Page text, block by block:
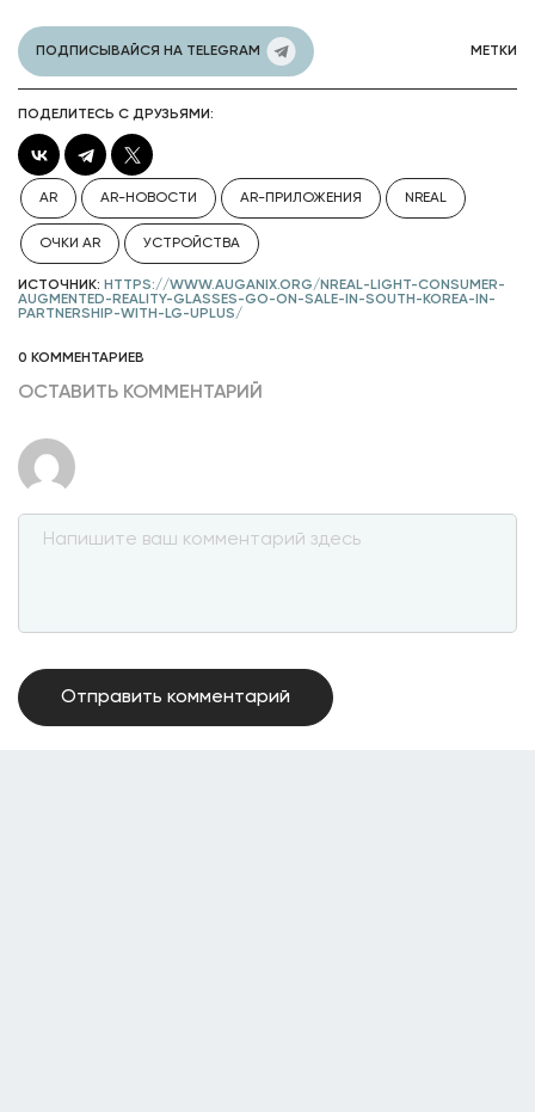
ПОДПИСЫВАЙСЯ НА TELEGRAM МЕТКИ
ПОДЕЛИТЕСЬ С ДРУЗЬЯМИ:
AR AR-НОВОСТИ AR-ПРИЛОЖЕНИЯ NREAL
ОЧКИ AR УСТРОЙСТВА
ИСТОЧНИК: HTTPS://WWW.AUGANIX.ORG/NREAL-LIGHT-CONSUMER-
AUGMENTED-REALITY-GLASSES-GO-ON-SALE-IN-SOUTH-KOREA-IN-
PARTNERSHIP-WITH-LG-UPLUS/
0 КОММЕНТАРИЕВ
ОСТАВИТЬ КОММЕНТАРИЙ